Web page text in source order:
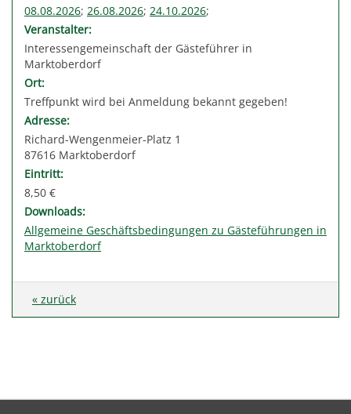
08.08.2026; 26.08.2026; 24.10.2026;
Veranstalter:
Interessengemeinschaft der Gästeführer in
Marktoberdorf
Ort:
Treffpunkt wird bei Anmeldung bekannt gegeben!
Adresse:
Richard-Wengenmeier-Platz 1
87616 Marktoberdorf
Eintritt:
8,50 €
Downloads:
Allgemeine Geschäftsbedingungen zu Gästeführungen in
Marktoberdorf
« zurück